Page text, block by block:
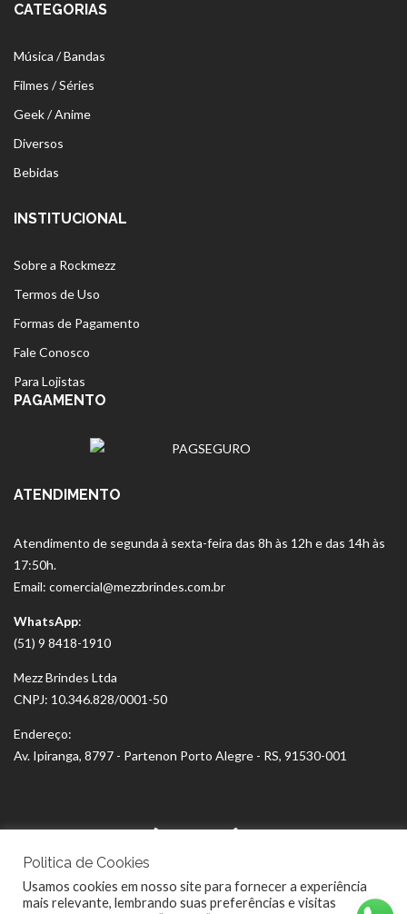
CATEGORIAS
Música / Bandas
Filmes / Séries
Geek / Anime
Diversos
Bebidas
INSTITUCIONAL
Sobre a Rockmezz
Termos de Uso
Formas de Pagamento
Fale Conosco
Para Lojistas
PAGAMENTO
ATENDIMENTO
Atendimento de segunda à sexta-feira das 8h às 12h e das 14h às
17:50h.
Email: comercial@mezzbrindes.com.br
WhatsApp:
(51) 9 8418-1910
Mezz Brindes Ltda
CNPJ: 10.346.828/0001-50
Endereço:
Av. Ipiranga, 8797 - Partenon Porto Alegre - RS, 91530-001
Politica de Cookies
Usamos cookies em nosso site para fornecer a experiência
mais relevante, lembrando suas preferências e visitas